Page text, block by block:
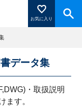
お気に入り
を押すと登録した
データ集
・取扱説明
ます。